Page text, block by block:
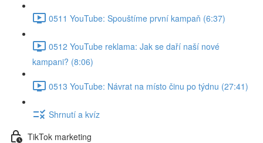
0511 YouTube: Spouštíme první kampaň (6:37)
0512 YouTube reklama: Jak se daří naší nové
kampani? (8:06)
0513 YouTube: Návrat na místo činu po týdnu (27:41)
Shrnutí a kvíz
TikTok marketing